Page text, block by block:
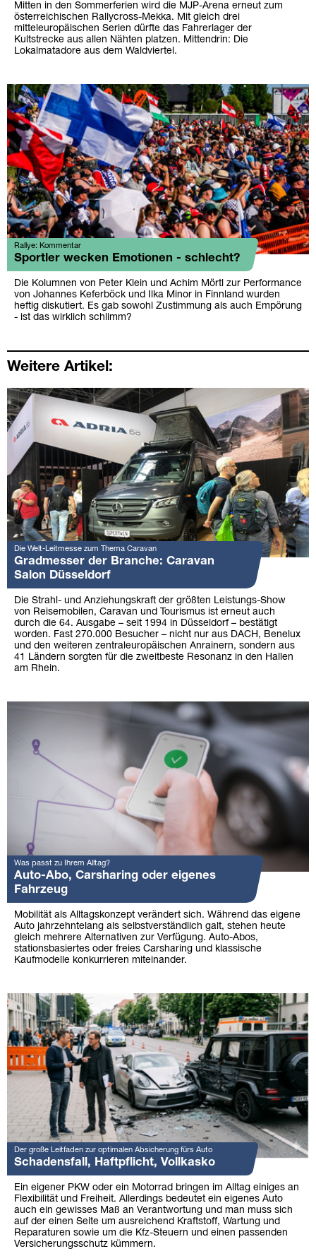
Mitten in den Sommerferien wird die MJP-Arena erneut zum
österreichischen Rallycross-Mekka. Mit gleich drei
mitteleuropäischen Serien dürfte das Fahrerlager der
Kultstrecke aus allen Nähten platzen. Mittendrin: Die
Lokalmatadore aus dem Waldviertel.
Rallye: Kommentar
Sportler wecken Emotionen - schlecht?
Die Kolumnen von Peter Klein und Achim Mörtl zur Performance
von Johannes Keferböck und Ilka Minor in Finnland wurden
heftig diskutiert. Es gab sowohl Zustimmung als auch Empörung
- ist das wirklich schlimm?
Weitere Artikel:
Die Welt-Leitmesse zum Thema Caravan
Gradmesser der Branche: Caravan
Salon Düsseldorf
Die Strahl- und Anziehungskraft der größten Leistungs-Show
von Reisemobilen, Caravan und Tourismus ist erneut auch
durch die 64. Ausgabe – seit 1994 in Düsseldorf – bestätigt
worden. Fast 270.000 Besucher – nicht nur aus DACH, Benelux
und den weiteren zentraleuropäischen Anrainern, sondern aus
41 Ländern sorgten für die zweitbeste Resonanz in den Hallen
am Rhein.
Was passt zu Ihrem Alltag?
Auto-Abo, Carsharing oder eigenes
Fahrzeug
Mobilität als Alltagskonzept verändert sich. Während das eigene
Auto jahrzehntelang als selbstverständlich galt, stehen heute
gleich mehrere Alternativen zur Verfügung. Auto-Abos,
stationsbasiertes oder freies Carsharing und klassische
Kaufmodelle konkurrieren miteinander.
Der große Leitfaden zur optimalen Absicherung fürs Auto
Schadensfall, Haftpflicht, Vollkasko
Ein eigener PKW oder ein Motorrad bringen im Alltag einiges an
Flexibilität und Freiheit. Allerdings bedeutet ein eigenes Auto
auch ein gewisses Maß an Verantwortung und man muss sich
auf der einen Seite um ausreichend Kraftstoff, Wartung und
Reparaturen sowie um die Kfz-Steuern und einen passenden
Versicherungsschutz kümmern.